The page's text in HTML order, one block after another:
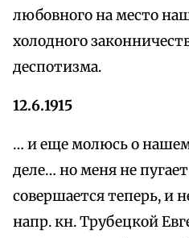
любовного на место
холодного
деспотизма.
12.6.1915
… и еще молюсь о
деле… но меня не
совершается теперь, и
напр. кн. Трубецкой